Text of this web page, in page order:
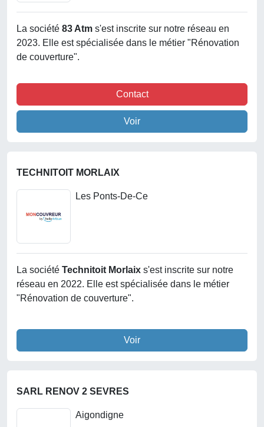
La société 83 Atm s'est inscrite sur notre réseau en
2023. Elle est spécialisée dans le métier "Rénovation
de couverture".
Contact
Voir
TECHNITOIT MORLAIX
Les Ponts-De-Ce
La société Technitoit Morlaix s'est inscrite sur notre
réseau en 2022. Elle est spécialisée dans le métier
"Rénovation de couverture".
Voir
SARL RENOV 2 SEVRES
Aigondigne